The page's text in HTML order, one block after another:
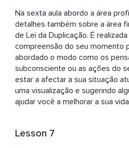
Na sexta aula abordo a área
detalhes também sobre a área
de Lei da Duplicação. É
compreensão do seu momento
abordado o modo como os
subconsciente ou as ações do
estar a afectar a sua situação
uma visualização e sugerindo
ajudar você a melhorar a sua
Lesson 7